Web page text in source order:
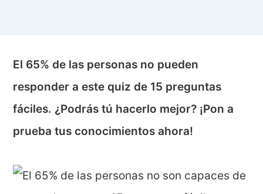
El 65% de las personas no pueden
responder a este quiz de 15 preguntas
fáciles. ¿Podrás tú hacerlo mejor? ¡Pon a
prueba tus conocimientos ahora!